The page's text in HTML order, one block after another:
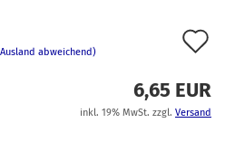
abweichend)
6,65 EUR
inkl. 19% MwSt. zzgl. Versand